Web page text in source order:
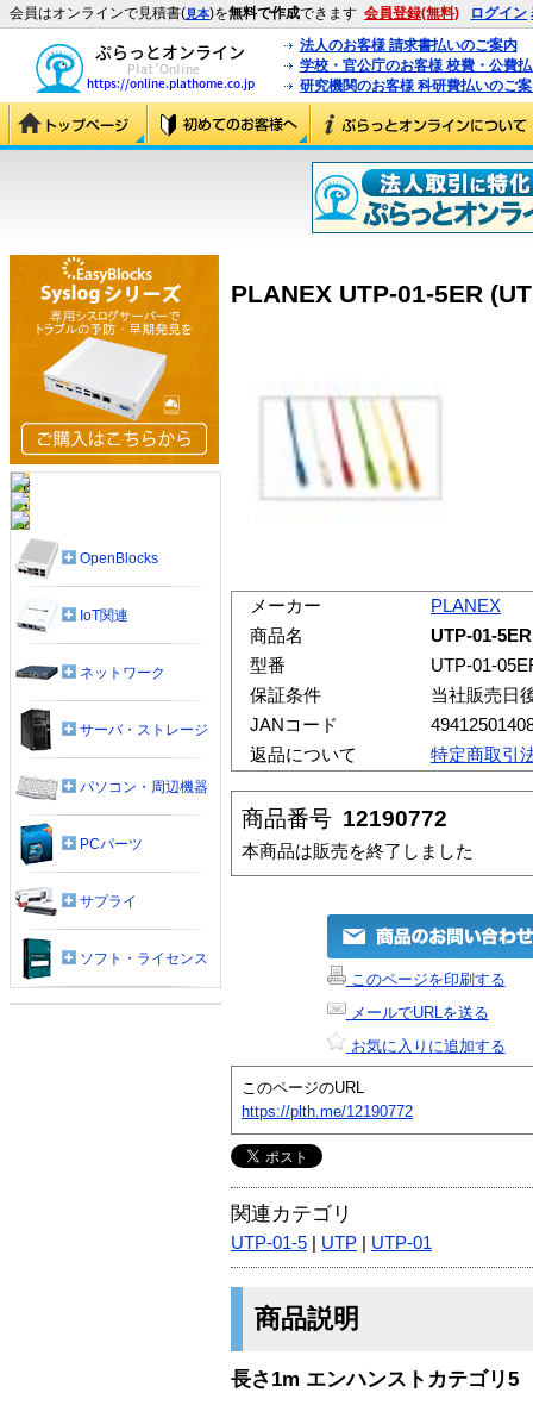
会員はオンラインで見積書(見本)を無料で作成できます 会員登録(無料) ログイン
法人のお客様 請求書払いのご案内
学校・官公庁のお客様 校費・公費
研究機関のお客様 科研費払いのご
PLANEX UTP-01-5ER
メーカー
PLANEX
商品名
UTP-01-5ER
型番
UTP-01-
保証条件
当社販売日
JANコード
返品について
特定商取引
商品番号 12190772
本商品は販売を終了しました
このページを印刷する
メールでURLを送る
お気に入りに追加する
このページのURL
https://plth.me/12190772
関連カテゴリ
UTP-01-5 UTP UTP-01
商品説明
長さ1m エンハンストカテゴリ
OpenBlocks
IoT関連
ネットワーク
サーバ・ストレージ
パソコン・周辺機器
PCパーツ
サプライ
ソフト・ライセンス